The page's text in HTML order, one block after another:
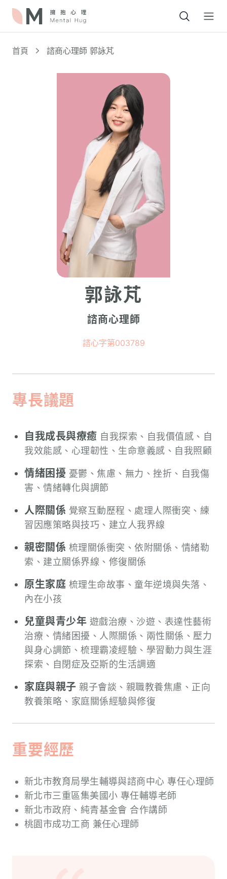
首頁 諮商心理師 郭詠芃
郭詠芃
諮商心理師
諮心字第003789
專長議題
自我成長與療癒 自我探索、自我價值感、自
我效能感、心理韌性、生命意義感、自我照顧
情緒困擾 憂鬱、焦慮、無力、挫折、自我傷
害、情緒轉化與調節
人際關係 覺察互動歷程、處理人際衝突、練
習因應策略與技巧、建立人我界線
親密關係 梳理關係衝突、依附關係、情緒勒
索、建立關係界線、修復關係
原生家庭 梳理生命故事、童年逆境與失落、
內在小孩
兒童與青少年 遊戲治療、沙遊、表達性藝術
治療、情緒困擾、人際關係、兩性關係、壓力
與身心調節、梳理霸凌經驗、學習動力與生涯
探索、自閉症及亞斯的生活調適
家庭與親子 親子會談、親職教養焦慮、正向
教養策略、家庭關係經驗與修復
重要經歷
新北市教育局學生輔導與諮商中心 專任心理師
新北市三重區集美國小 專任輔導老師
新北市政府、純青基金會 合作講師
桃園市成功工商 兼任心理師